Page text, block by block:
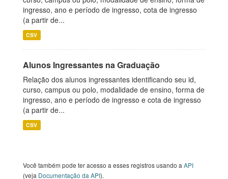
ingresso, ano e período de ingresso, cota de ingresso
(a partir de...
CSV
Alunos Ingressantes na Graduação
Relação dos alunos ingressantes identificando seu id,
curso, campus ou polo, modalidade de ensino, forma de
ingresso, ano e período de ingresso e cota de ingresso
(a partir de...
CSV
Você também pode ter acesso a esses registros usando a API
(veja Documentação da API).